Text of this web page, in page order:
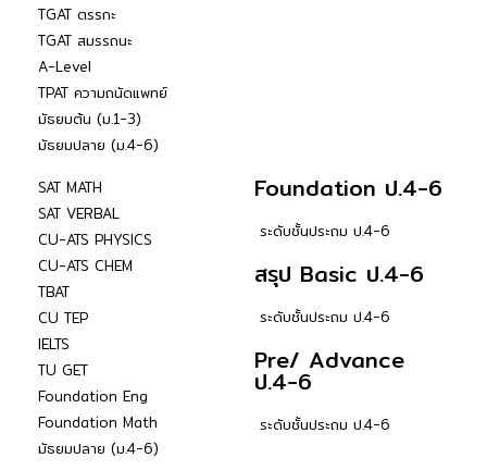
TGAT ตรรกะ
TGAT สมรรถนะ
A-Level
TPAT ความถนัดแพทย์
มัธยมต้น (ม.1-3)
มัธยมปลาย (ม.4-6)
SAT MATH
SAT VERBAL
CU-ATS PHYSICS
CU-ATS CHEM
TBAT
CU TEP
IELTS
TU GET
Foundation Eng
Foundation Math
มัธยมปลาย (ม.4-6)
Foundation ป.4-6
ระดับชั้นประถม ป.4-6
สรุป Basic ป.4-6
ระดับชั้นประถม ป.4-6
Pre/ Advance
ป.4-6
ระดับชั้นประถม ป.4-6